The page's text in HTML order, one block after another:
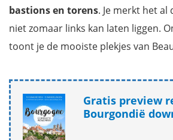
bastions en torens. Je merkt het al
niet zomaar links kan laten liggen.
toont je de mooiste plekjes van
Gratis preview
Bourgondië